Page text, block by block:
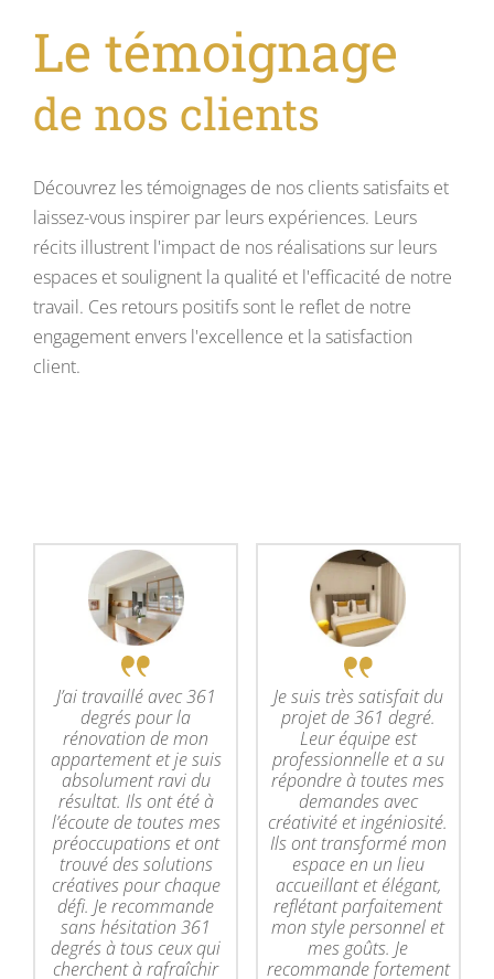
Le témoignage
de nos clients
Découvrez les témoignages de nos clients satisfaits et
laissez-vous inspirer par leurs expériences. Leurs
récits illustrent l'impact de nos réalisations sur leurs
espaces et soulignent la qualité et l'efficacité de notre
travail. Ces retours positifs sont le reflet de notre
engagement envers l'excellence et la satisfaction
client.
J’ai travaillé avec 361
degrés pour la
rénovation de mon
appartement et je suis
absolument ravi du
résultat. Ils ont été à
l’écoute de toutes mes
préoccupations et ont
trouvé des solutions
créatives pour chaque
défi. Je recommande
sans hésitation 361
degrés à tous ceux qui
cherchent à rafraîchir
Je suis très satisfait du
projet de 361 degré.
Leur équipe est
professionnelle et a su
répondre à toutes mes
demandes avec
créativité et ingéniosité.
Ils ont transformé mon
espace en un lieu
accueillant et élégant,
reflétant parfaitement
mon style personnel et
mes goûts. Je
recommande fortement